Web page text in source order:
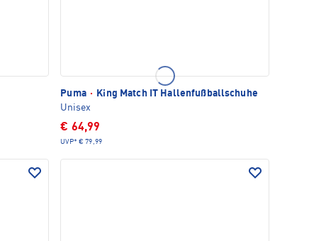
Puma ·
King Match IT Hallenfußballschuhe
Unisex
€ 64,99
UVP* € 79,99